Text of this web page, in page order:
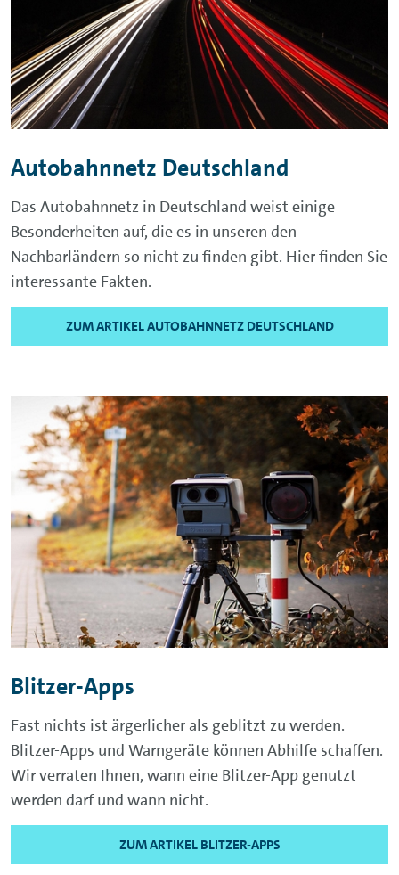
Autobahnnetz Deutschland
Das Autobahnnetz in Deutschland weist einige
Besonderheiten auf, die es in unseren den
Nachbarländern so nicht zu finden gibt. Hier finden Sie
interessante Fakten.
ZUM ARTIKEL AUTOBAHNNETZ DEUTSCHLAND
Blitzer-Apps
Fast nichts ist ärgerlicher als geblitzt zu werden.
Blitzer-Apps und Warngeräte können Abhilfe schaffen.
Wir verraten Ihnen, wann eine Blitzer-App genutzt
werden darf und wann nicht.
ZUM ARTIKEL BLITZER-APPS